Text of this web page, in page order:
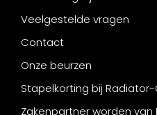
Veelgestelde vragen
Contact
Onze beurzen
Stapelkorting bij Radiator-
Zakenpartner worden